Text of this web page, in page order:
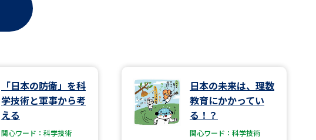
フ
集要項＆願書
から請求
の資料請求
留学・進学関連、塾・予備校
内」の請求
「日本の防衛」を科
学技術と軍事から考
える
関心ワード：科学技術
日本の未来は、理数
教育にかかってい
る！？
関心ワード：科学技術